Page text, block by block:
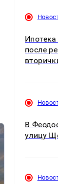
после
В
улицу